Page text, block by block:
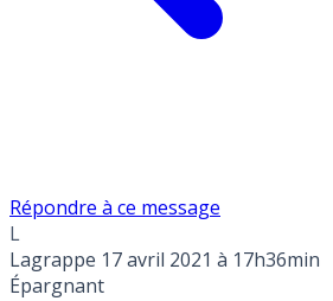
Répondre à ce message
L
Lagrappe 17 avril 2021 à 17h36min
Épargnant